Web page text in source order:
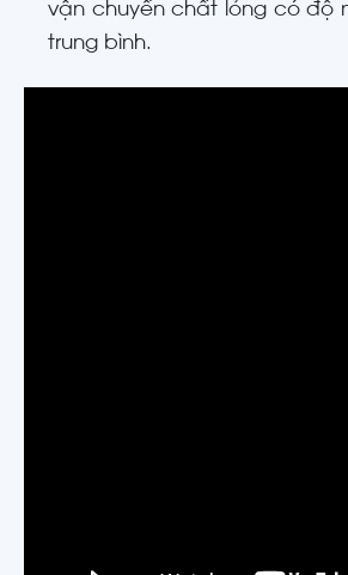
vận chuyển chất lỏng có độ
trung bình.